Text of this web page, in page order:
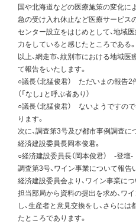
国や北海道などの医療施策の変化に
急の受け入れ休止など医療サービス
センター設立をはじめとして、地域
力をしていると感じたところである。
以上、網走市、紋別市における地域
て報告をいたします。
○議長（北猛俊君） ただいまの報告2
（「なし」と呼ぶ者あり）
○議長（北猛俊君） ないようですの
ります。
次に、調査第3号及び都市事例調査に
経済建設委員長岡本俊君。
○経済建設委員長（岡本俊君） -登壇-
調査第3号、ワイン事業について報告
経済建設委員会より、ワイン事業に
担当部局から資料の提出を求め、ワ
し、生産者と意見交換をし、さらに
たところであります。